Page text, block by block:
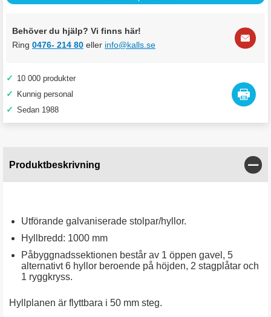
Behöver du hjälp? Vi finns här!
Ring 0476- 214 80 eller info@kalls.se
✓ 10 000 produkter
✓ Kunnig personal
✓ Sedan 1988
Produktbeskrivning
Utförande galvaniserade stolpar/hyllor.
Hyllbredd: 1000 mm
Påbyggnadssektionen består av 1 öppen gavel, 5
alternativt 6 hyllor beroende på höjden, 2 stagplåtar och
1 ryggkryss.
Hyllplanen är flyttbara i 50 mm steg.